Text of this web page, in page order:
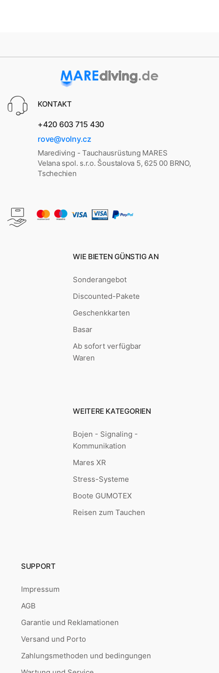
KONTAKT
+420 603 715 430
rove@volny.cz
Marediving - Tauchausrüstung MARES
Velana spol. s.r.o. Šoustalova 5, 625 00 BRNO,
Tschechien
WIE BIETEN GÜNSTIG AN
Sonderangebot
Discounted-Pakete
Geschenkkarten
Basar
Ab sofort verfügbar
Waren
WEITERE KATEGORIEN
Bojen - Signaling -
Kommunikation
Mares XR
Stress-Systeme
Boote GUMOTEX
Reisen zum Tauchen
SUPPORT
Impressum
AGB
Garantie und Reklamationen
Versand und Porto
Zahlungsmethoden und bedingungen